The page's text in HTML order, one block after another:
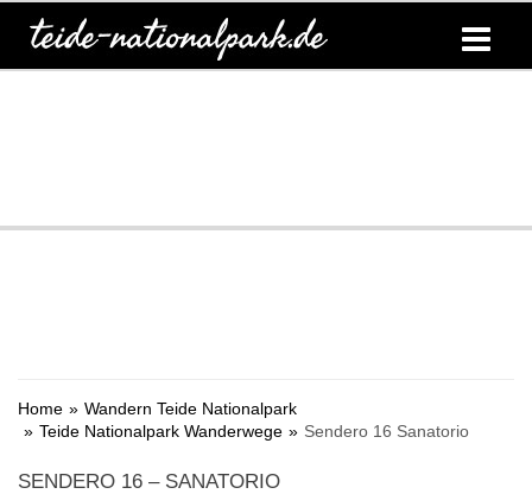
Home
Wandern Teide Nationalpark
Teide Nationalpark Wanderwege
Sendero 16 Sanatorio
SENDERO 16 – SANATORIO